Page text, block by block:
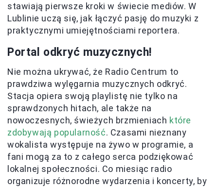
stawiają pierwsze kroki w świecie mediów. W
Lublinie uczą się, jak łączyć pasję do muzyki z
praktycznymi umiejętnościami reportera.
Portal odkryć muzycznych!
Nie można ukrywać, że Radio Centrum to
prawdziwa wylęgarnia muzycznych odkryć.
Stacja opiera swoją playlistę nie tylko na
sprawdzonych hitach, ale także na
nowoczesnych, świeżych brzmieniach które
zdobywają popularność. Czasami nieznany
wokalista występuje na żywo w programie, a
fani mogą za to z całego serca podziękować
lokalnej społeczności. Co miesiąc radio
organizuje różnorodne wydarzenia i koncerty, by